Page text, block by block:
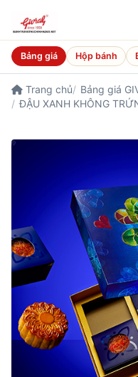
Bảng giá Hộp bánh
Trang chủ Bảng giá
ĐẬU XANH KHÔNG